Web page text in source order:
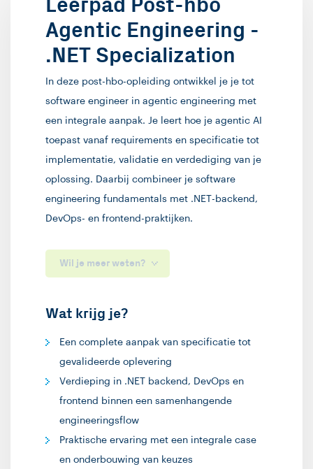
Leerpad Post-hbo
Agentic Engineering -
.NET Specialization
In deze post-hbo-opleiding ontwikkel je je tot
software engineer in agentic engineering met
een integrale aanpak. Je leert hoe je agentic AI
toepast vanaf requirements en specificatie tot
implementatie, validatie en verdediging van je
oplossing. Daarbij combineer je software
engineering fundamentals met .NET-backend,
DevOps- en frontend-praktijken.
Wil je meer weten?
Wat krijg je?
Een complete aanpak van specificatie tot
gevalideerde oplevering
Verdieping in .NET backend, DevOps en
frontend binnen een samenhangende
engineeringsflow
Praktische ervaring met een integrale case
en onderbouwing van keuzes